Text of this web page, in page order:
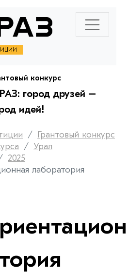
конкурс
город друзей –
идей!
Грантовый конкурс
Урал
2025
лаборатория